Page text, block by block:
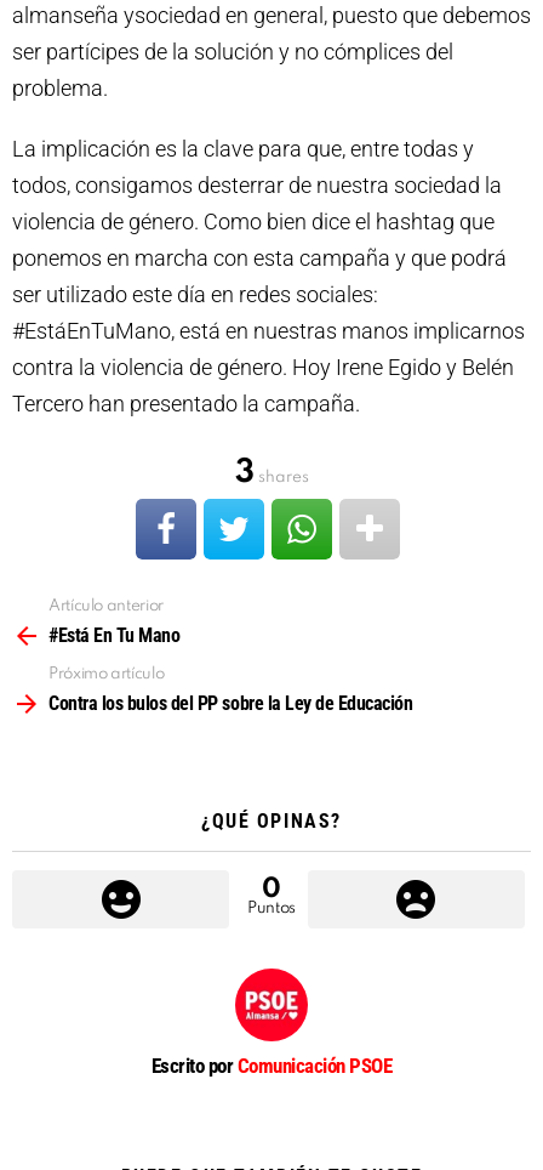
almanseña ysociedad en general, puesto que debemos
ser partícipes de la solución y no cómplices del
problema.
La implicación es la clave para que, entre todas y
todos, consigamos desterrar de nuestra sociedad la
violencia de género. Como bien dice el hashtag que
ponemos en marcha con esta campaña y que podrá
ser utilizado este día en redes sociales:
#EstáEnTuMano, está en nuestras manos implicarnos
contra la violencia de género. Hoy Irene Egido y Belén
Tercero han presentado la campaña.
3 shares
más
Artículo anterior
#Está En Tu Mano
Próximo artículo
Contra los bulos del PP sobre la Ley de Educación
¿QUÉ OPINAS?
0
Puntos
Escrito porComunicación PSOE